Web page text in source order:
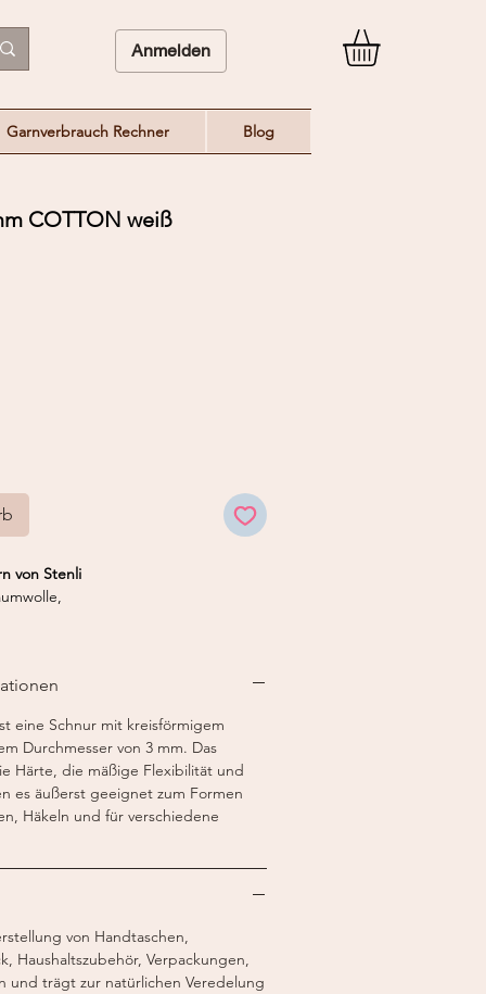
Anmelden
Garnverbrauch Rechner Blog
COTTON weiß
von Stenli
g
eine Schnur mit kreisförmigem
Durchmesser von 3 mm. Das
Härte, die mäßige Flexibilität und
es äußerst geeignet zum Formen
Häkeln und für verschiedene
von Handtaschen,
Haushaltszubehör, Verpackungen,
und trägt zur natürlichen Veredelung